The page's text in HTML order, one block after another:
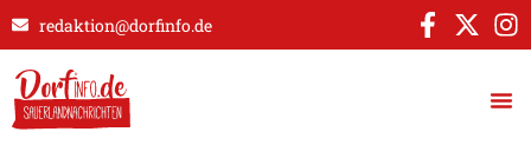
redaktion@dorfinfo.de